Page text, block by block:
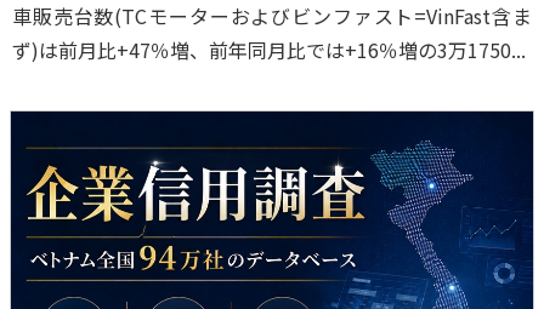
車販売台数(TCモーターおよびビンファスト=VinFast含ま
ず)は前月比+47％増、前年同月比では+16％増の3万1750...